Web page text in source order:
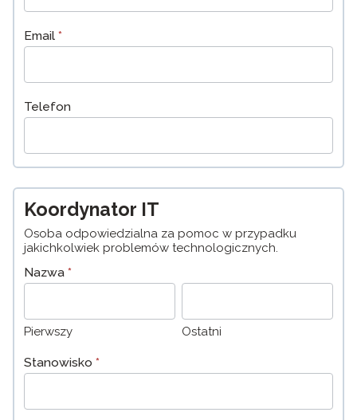
Email *
Telefon
Koordynator IT
Osoba odpowiedzialna za pomoc w przypadku
jakichkolwiek problemów technologicznych.
Nazwa *
Pierwszy
Pierwszy
Ostatni
Ostatni
Stanowisko *